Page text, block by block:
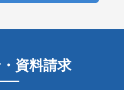
資料請求